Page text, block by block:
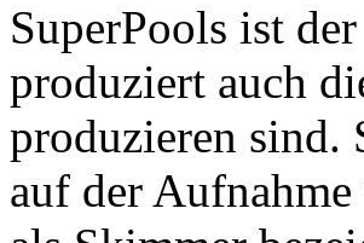
SuperPools ist
produziert auch
produzieren sind.
auf der